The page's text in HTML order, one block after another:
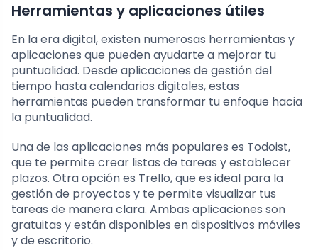
Herramientas y aplicaciones útiles
En la era digital, existen numerosas herramientas y
aplicaciones que pueden ayudarte a mejorar tu
puntualidad. Desde aplicaciones de gestión del
tiempo hasta calendarios digitales, estas
herramientas pueden transformar tu enfoque hacia
la puntualidad.
Una de las aplicaciones más populares es Todoist,
que te permite crear listas de tareas y establecer
plazos. Otra opción es Trello, que es ideal para la
gestión de proyectos y te permite visualizar tus
tareas de manera clara. Ambas aplicaciones son
gratuitas y están disponibles en dispositivos móviles
y de escritorio.